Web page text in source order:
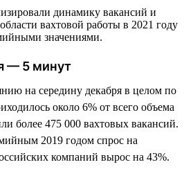
динамику вакансий и
вахтовой работы в 2021 году
значениями.
— 5 минут
на середину декабря в целом по
около 6% от всего объема
более 475 000 вахтовых вакансий.
2019 годом спрос на
компаний вырос на 43%.